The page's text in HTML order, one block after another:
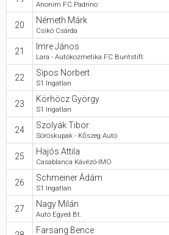
Anonim FC Padrino
20 Németh Márk
Csikó Csárda
21 Imre János
Lara - Autókozmetika FC Buntstift
22 Sipos Norbert
S1 Ingatlan
23 Körhöcz György
S1 Ingatlan
24 Szolyák Tibor
Söröskupak - Kőszeg Autó
25 Hajós Attila
Casablanca Kávézó-IMO
26 Schmeiner Ádám
S1 Ingatlan
27 Nagy Milán
Autó Egyed Bt.
Farsang Bence